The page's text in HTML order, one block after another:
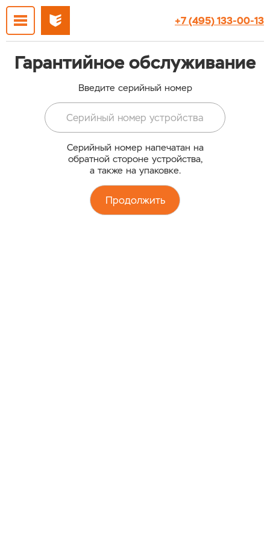
+7 (495) 133-00-13
Гарантийное обслуживание
Введите серийный номер
Серийный номер напечатан на
обратной стороне устройства,
а также на упаковке.